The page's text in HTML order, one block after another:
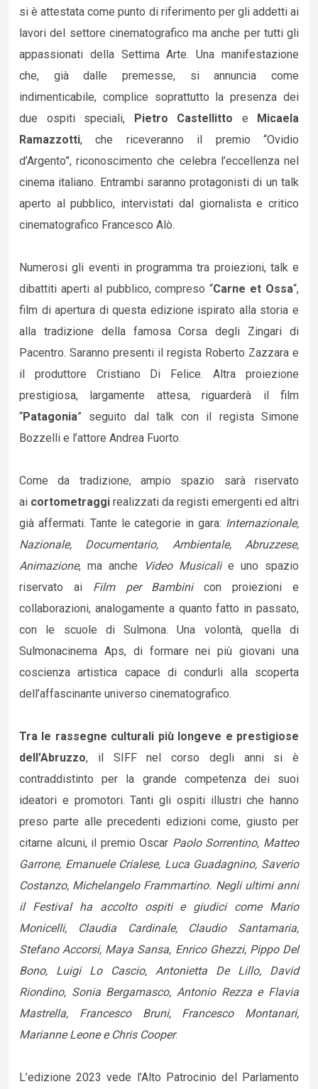
si è attestata come punto di riferimento per gli addetti ai
lavori del settore cinematografico ma anche per tutti gli
appassionati della Settima Arte. Una manifestazione
che, già dalle premesse, si annuncia come
indimenticabile, complice soprattutto la presenza dei
due ospiti speciali, Pietro Castellitto e Micaela
Ramazzotti, che riceveranno il premio “Ovidio
d’Argento”, riconoscimento che celebra l’eccellenza nel
cinema italiano. Entrambi saranno protagonisti di un talk
aperto al pubblico, intervistati dal giornalista e critico
cinematografico Francesco Alò.
Numerosi gli eventi in programma tra proiezioni, talk e
dibattiti aperti al pubblico, compreso “Carne et Ossa“,
film di apertura di questa edizione ispirato alla storia e
alla tradizione della famosa Corsa degli Zingari di
Pacentro. Saranno presenti il regista Roberto Zazzara e
il produttore Cristiano Di Felice. Altra proiezione
prestigiosa, largamente attesa, riguarderà il film
“Patagonia” seguito dal talk con il regista Simone
Bozzelli e l’attore Andrea Fuorto.
Come da tradizione, ampio spazio sarà riservato
ai cortometraggi realizzati da registi emergenti ed altri
già affermati. Tante le categorie in gara: Internazionale,
Nazionale, Documentario, Ambientale, Abruzzese,
Animazione, ma anche Video Musicalie uno spazio
riservato ai Film per Bambinicon proiezioni e
collaborazioni, analogamente a quanto fatto in passato,
con le scuole di Sulmona. Una volontà, quella di
Sulmonacinema Aps, di formare nei più giovani una
coscienza artistica capace di condurli alla scoperta
dell’affascinante universo cinematografico.
Tra le rassegne culturali più longeve e prestigiose
dell’Abruzzo, il SIFF nel corso degli anni si è
contraddistinto per la grande competenza dei suoi
ideatori e promotori. Tanti gli ospiti illustri che hanno
preso parte alle precedenti edizioni come, giusto per
citarne alcuni, il premio Oscar Paolo Sorrentino, Matteo
Garrone, Emanuele Crialese, Luca Guadagnino, Saverio
Costanzo, Michelangelo Frammartino. Negli ultimi anni
il Festival ha accolto ospiti e giudici come Mario
Monicelli, Claudia Cardinale, Claudio Santamaria,
Stefano Accorsi, Maya Sansa, Enrico Ghezzi, Pippo Del
Bono, Luigi Lo Cascio, Antonietta De Lillo, David
Riondino, Sonia Bergamasco, Antonio Rezza e Flavia
Mastrella, Francesco Bruni, Francesco Montanari,
Marianne Leone e Chris Cooper.
L’edizione 2023 vede l’Alto Patrocinio del Parlamento